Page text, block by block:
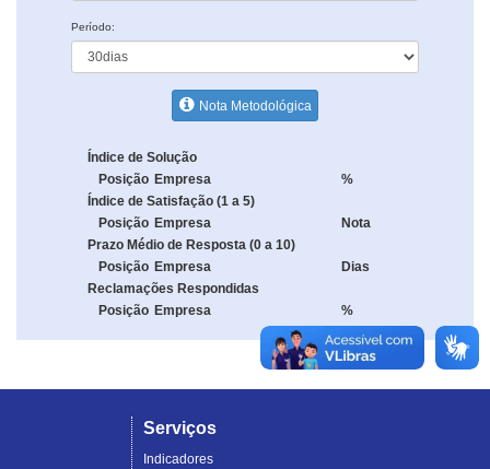
Período:
Nota Metodológica
Índice de Solução
Posição Empresa
%
Índice de Satisfação (1 a 5)
Posição Empresa
Nota
Prazo Médio de Resposta (0 a 10)
Posição Empresa
Dias
Reclamações Respondidas
Posição Empresa %
Serviços
Indicadores